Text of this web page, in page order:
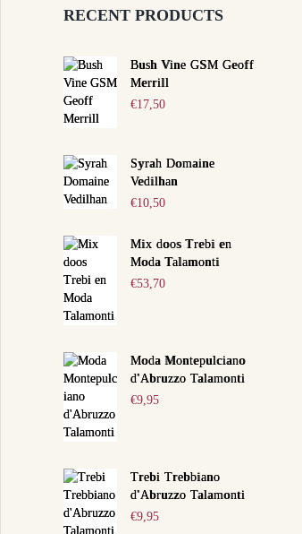
RECENT PRODUCTS
Bush Vine GSM Geoff
Merrill
€17,50
Syrah Domaine
Vedilhan
€10,50
Mix doos Trebi en
Moda Talamonti
€53,70
Moda Montepulciano
d'Abruzzo Talamonti
€9,95
Trebi Trebbiano
d'Abruzzo Talamonti
€9,95